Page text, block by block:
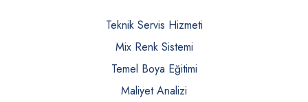
Teknik Servis Hizmeti
Mix Renk Sistemi
Temel Boya Eğitimi
Maliyet Analizi